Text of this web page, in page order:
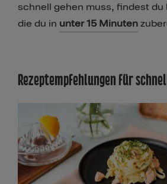
schnell gehen muss, findest du
die du in unter 15 Minuten
Rezeptempfehlungen für